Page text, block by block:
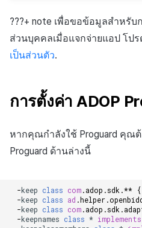
???+ note เพื่อขอข้อมูลสำหรั
ส่วนบุคคลเมื่อแจกจ่ายแอป โป
เป็นส่วนตัว.
การตั้งค่า ADOP
หากคุณกำลังใช้ Proguard คุณต้
Proguard ด้านล่างนี้
-keep class com.adop .sdk .** {
-keep class ad .helper.
-keep class com.adop .sdk .
-keepnames class * implements